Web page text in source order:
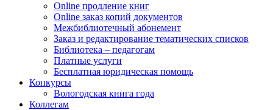
Online продление книг
Online заказ копий документов
Межбиблиотечный абонемент
Заказ и редактирование тематических списков
Библиотека – педагогам
Платные услуги
Бесплатная юридическая помощь
Конкурсы
Вологодская книга года
Коллегам